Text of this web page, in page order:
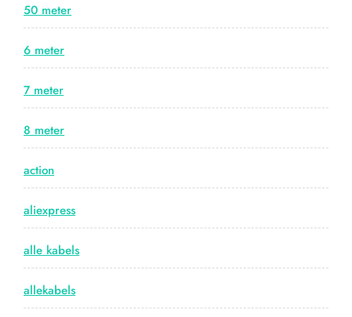
50 meter
6 meter
7 meter
8 meter
action
aliexpress
alle kabels
allekabels